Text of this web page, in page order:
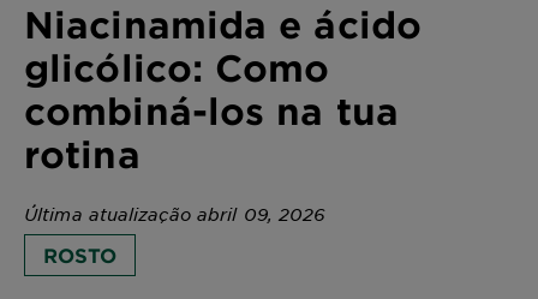
Niacinamida e ácido
glicólico: Como
combiná-los na tua
rotina
Última atualização abril 09, 2026
ROSTO